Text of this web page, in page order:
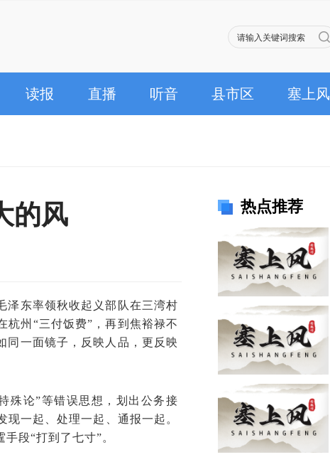
读报 直播 听音 县市区 塞上风
的风
泽东率领秋收起义部队在三湾村
杭州“三付饭费”，再到焦裕禄不
一面镜子，反映人品，更反映
殊论”等错误思想，划出公务接
一起、处理一起、通报一起。
段“打到了七寸”。
热点推荐